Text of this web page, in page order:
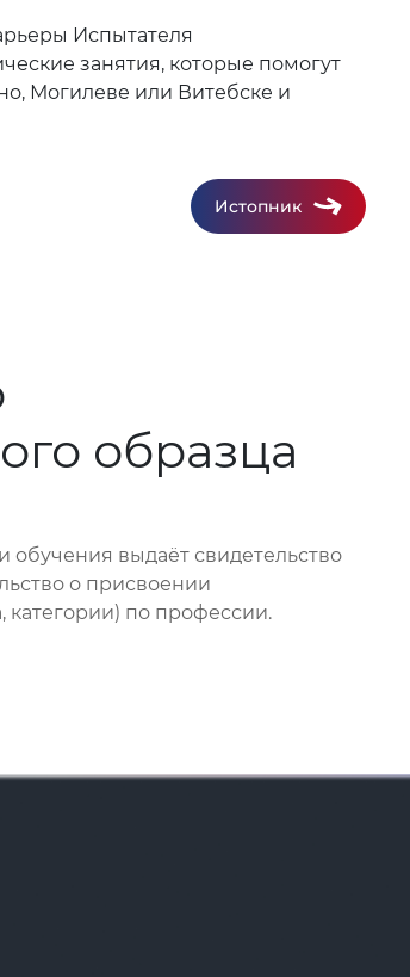
Испытателя
занятия, которые помогут
Могилеве или Витебске и
Истопник
образца
выдаёт свидетельство
о присвоении
категории) по профессии.